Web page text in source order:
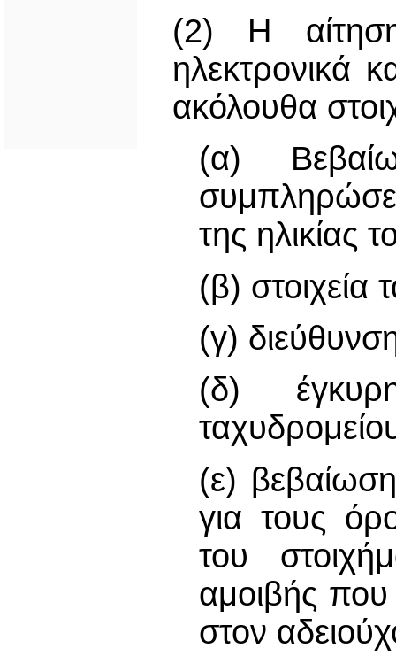
(2) Η
ηλεκτρονικά
ακόλουθα
(α)
της ηλικίας
(β) στοιχεία
(γ)
(δ)
(ε)
για τους
του
αμοιβής που
στον